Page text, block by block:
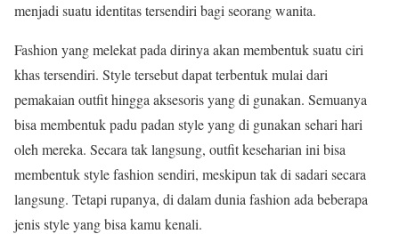
menjadi suatu identitas tersendiri bagi seorang wanita.
Fashion yang melekat pada dirinya akan membentuk suatu ciri
khas tersendiri. Style tersebut dapat terbentuk mulai dari
pemakaian outfit hingga aksesoris yang di gunakan. Semuanya
bisa membentuk padu padan style yang di gunakan sehari hari
oleh mereka. Secara tak langsung, outfit keseharian ini bisa
membentuk style fashion sendiri, meskipun tak di sadari secara
langsung. Tetapi rupanya, di dalam dunia fashion ada beberapa
jenis style yang bisa kamu kenali.